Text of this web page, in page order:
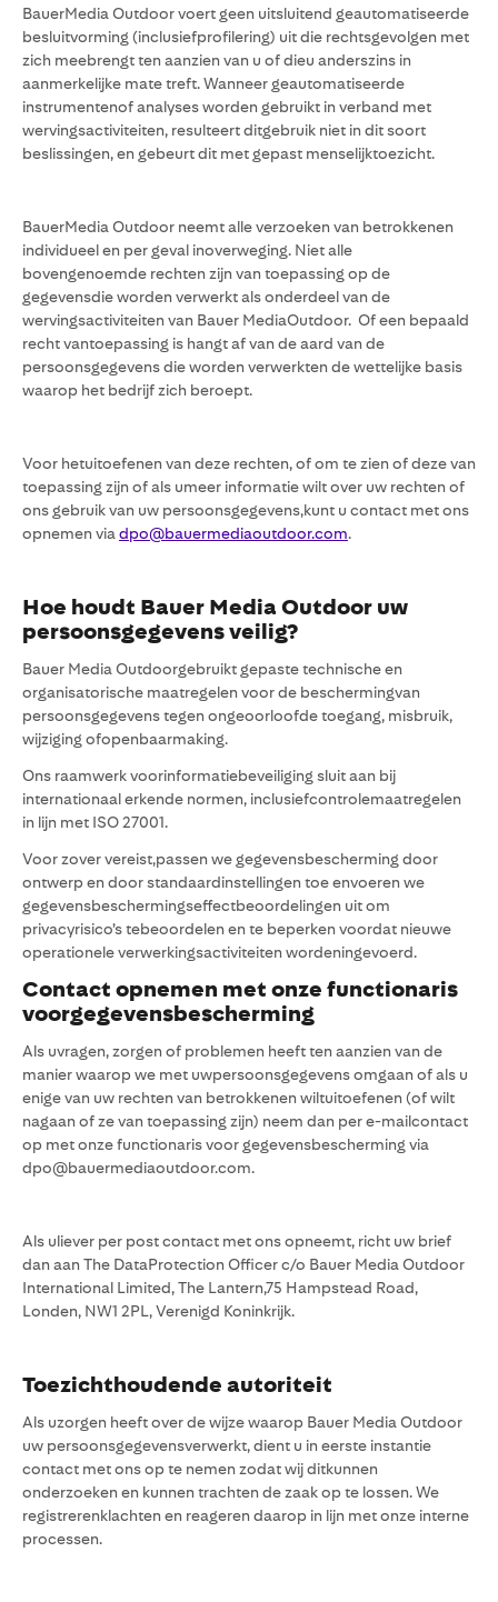
BauerMedia Outdoor voert geen uitsluitend geautomatiseerde
besluitvorming (inclusiefprofilering) uit die rechtsgevolgen met
zich meebrengt ten aanzien van u of dieu anderszins in
aanmerkelijke mate treft. Wanneer geautomatiseerde
instrumentenof analyses worden gebruikt in verband met
wervingsactiviteiten, resulteert ditgebruik niet in dit soort
beslissingen, en gebeurt dit met gepast menselijktoezicht.
BauerMedia Outdoor neemt alle verzoeken van betrokkenen
individueel en per geval inoverweging. Niet alle
bovengenoemde rechten zijn van toepassing op de
gegevensdie worden verwerkt als onderdeel van de
wervingsactiviteiten van Bauer MediaOutdoor. Of een bepaald
recht vantoepassing is hangt af van de aard van de
persoonsgegevens die worden verwerkten de wettelijke basis
waarop het bedrijf zich beroept.
Voor hetuitoefenen van deze rechten, of om te zien of deze van
toepassing zijn of als umeer informatie wilt over uw rechten of
ons gebruik van uw persoonsgegevens,kunt u contact met ons
opnemen via dpo@bauermediaoutdoor.com.
Hoe houdt Bauer Media Outdoor uw
persoonsgegevens veilig?
Bauer Media Outdoorgebruikt gepaste technische en
organisatorische maatregelen voor de beschermingvan
persoonsgegevens tegen ongeoorloofde toegang, misbruik,
wijziging ofopenbaarmaking.
Ons raamwerk voorinformatiebeveiliging sluit aan bij
internationaal erkende normen, inclusiefcontrolemaatregelen
in lijn met ISO 27001.
Voor zover vereist,passen we gegevensbescherming door
ontwerp en door standaardinstellingen toe envoeren we
gegevensbeschermingseffectbeoordelingen uit om
privacyrisico’s tebeoordelen en te beperken voordat nieuwe
operationele verwerkingsactiviteiten wordeningevoerd.
Contact opnemen met onze functionaris
voorgegevensbescherming
Als uvragen, zorgen of problemen heeft ten aanzien van de
manier waarop we met uwpersoonsgegevens omgaan of als u
enige van uw rechten van betrokkenen wiltuitoefenen (of wilt
nagaan of ze van toepassing zijn) neem dan per e-mailcontact
op met onze functionaris voor gegevensbescherming via
dpo@bauermediaoutdoor.com.
Als uliever per post contact met ons opneemt, richt uw brief
dan aan The DataProtection Officer c/o Bauer Media Outdoor
International Limited, The Lantern,75 Hampstead Road,
Londen, NW1 2PL, Verenigd Koninkrijk.
Toezichthoudende autoriteit
Als uzorgen heeft over de wijze waarop Bauer Media Outdoor
uw persoonsgegevensverwerkt, dient u in eerste instantie
contact met ons op te nemen zodat wij ditkunnen
onderzoeken en kunnen trachten de zaak op te lossen. We
registrerenklachten en reageren daarop in lijn met onze interne
processen.